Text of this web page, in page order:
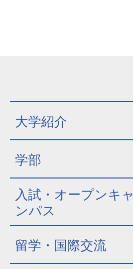
大学紹介
学部
入試・オープンキャ
ンパス
留学・国際交流